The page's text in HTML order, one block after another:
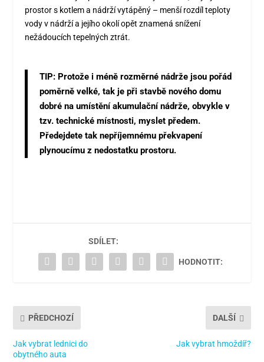
prostor s kotlem a nádrží vytápěný – menší rozdíl teploty
vody v nádrží a jejího okolí opět znamená snížení
nežádoucích tepelných ztrát.
TIP: Protože i méně rozměrné nádrže jsou pořád
poměrně velké, tak je při stavbě nového domu
dobré na umístění akumulační nádrže, obvykle v
tzv. technické místnosti, myslet předem.
Předejdete tak nepříjemnému překvapení
plynoucímu z nedostatku prostoru.
SDÍLET:
HODNOTIT:
PŘEDCHOZÍ
Jak vybrat lednici do
obytného auta
DALŠÍ
Jak vybrat hmoždíř?